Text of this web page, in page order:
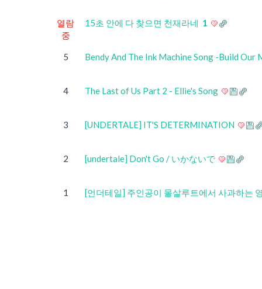
열람
중
15초 안에 다 찾으면 천재라네 1
5 Bendy And The Ink Machine Song -Build
4 The Last of Us Part 2 - Ellie's Song
3 [UNDERTALE] IT'S DETERMINATION
2 [undertale] Don't Go / いかないで
1 [언더테일] 주인공이 몰살루트에서 사과하는